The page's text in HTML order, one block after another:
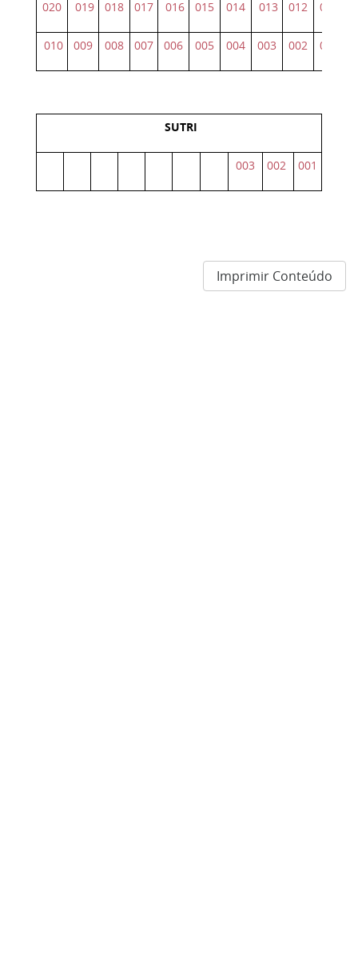
020 019 018 017 016 015 014 013 012 011
010 009 008 007 006 005 004 003 002 001
SUTRI
003 002 001
Imprimir Conteúdo